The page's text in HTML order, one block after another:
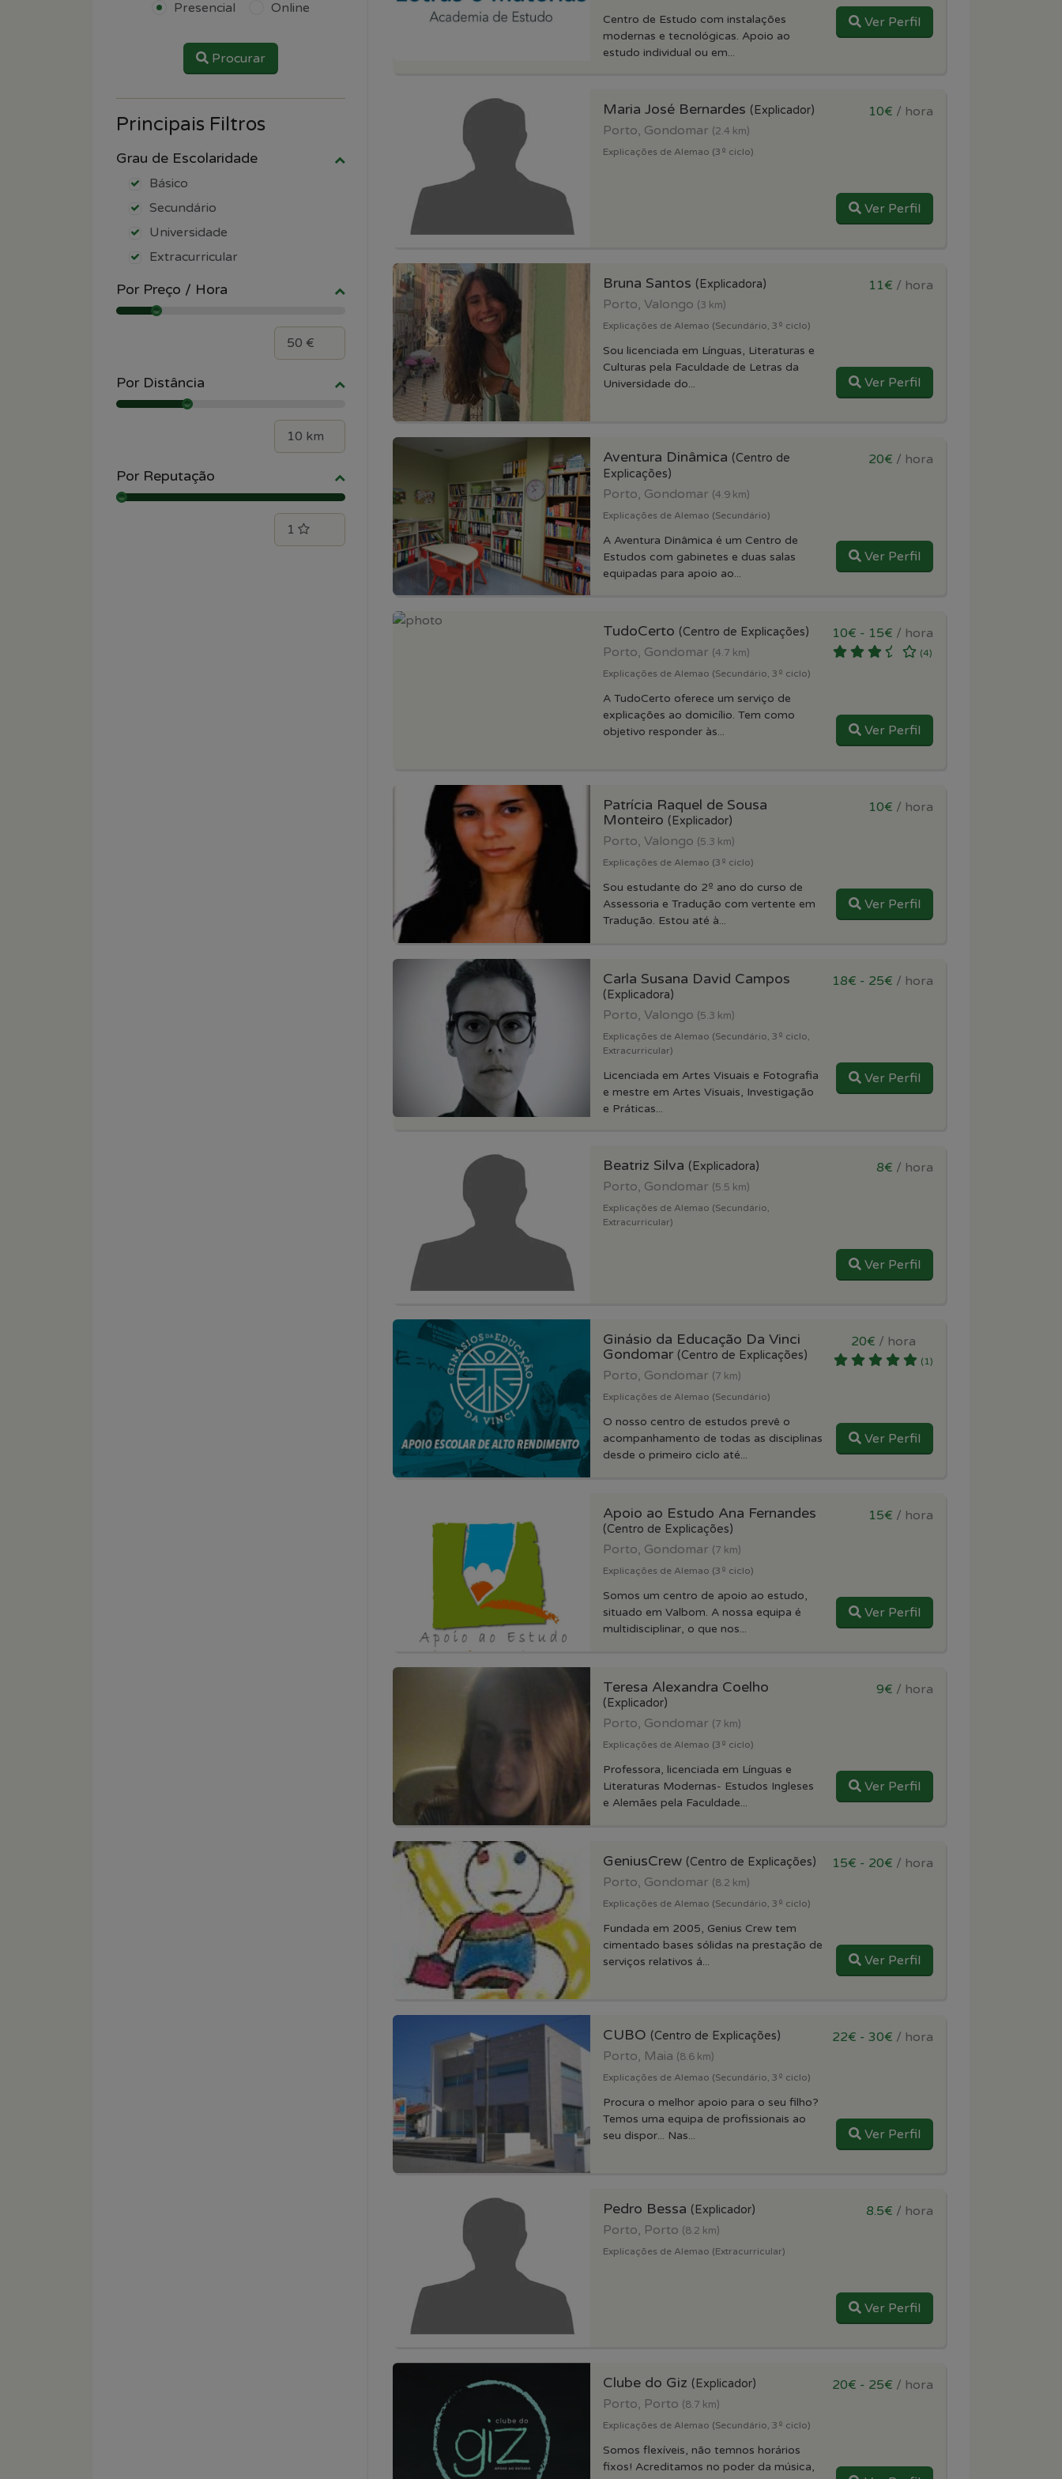
Centro de Estudo com instalações
modernas e tecnológicas. Apoio ao
estudo individual ou em...
Ver Perfil
Maria José Bernardes (Explicador)
Porto, Gondomar (2.4 km)
Explicações de Alemao (3º ciclo)
10€ / hora
Ver Perfil
Bruna Santos (Explicadora)
Porto, Valongo (3 km)
Explicações de Alemao (Secundário, 3º ciclo)
Sou licenciada em Línguas, Literaturas e
Culturas pela Faculdade de Letras da
Universidade do...
11€ / hora
Ver Perfil
Aventura Dinâmica (Centro de
Explicações)
Porto, Gondomar (4.9 km)
Explicações de Alemao (Secundário)
A Aventura Dinâmica é um Centro de
Estudos com gabinetes e duas salas
equipadas para apoio ao...
20€ / hora
Ver Perfil
TudoCerto (Centro de Explicações)
Porto, Gondomar (4.7 km)
Explicações de Alemao (Secundário, 3º ciclo)
A TudoCerto oferece um serviço de
explicações ao domicílio. Tem como
objetivo responder às...
10€ - 15€ / hora
(4)
Ver Perfil
Patrícia Raquel de Sousa
Monteiro (Explicador)
Porto, Valongo (5.3 km)
Explicações de Alemao (3º ciclo)
Sou estudante do 2º ano do curso de
Assessoria e Tradução com vertente em
Tradução. Estou até à...
10€ / hora
Ver Perfil
Carla Susana David Campos
(Explicadora)
Porto, Valongo (5.3 km)
Explicações de Alemao (Secundário, 3º ciclo,
Extracurricular)
Licenciada em Artes Visuais e Fotografia
e mestre em Artes Visuais, Investigação
e Práticas...
18€ - 25€ / hora
Ver Perfil
Beatriz Silva (Explicadora)
Porto, Gondomar (5.5 km)
Explicações de Alemao (Secundário,
Extracurricular)
8€ / hora
Ver Perfil
Ginásio da Educação Da Vinci
Gondomar (Centro de Explicações)
Porto, Gondomar (7 km)
Explicações de Alemao (Secundário)
O nosso centro de estudos prevê o
acompanhamento de todas as disciplinas
desde o primeiro ciclo até...
20€ / hora
(1)
Ver Perfil
Apoio ao Estudo Ana Fernandes
(Centro de Explicações)
Porto, Gondomar (7 km)
Explicações de Alemao (3º ciclo)
Somos um centro de apoio ao estudo,
situado em Valbom. A nossa equipa é
multidisciplinar, o que nos...
15€ / hora
Ver Perfil
Teresa Alexandra Coelho
(Explicador)
Porto, Gondomar (7 km)
Explicações de Alemao (3º ciclo)
Professora, licenciada em Línguas e
Literaturas Modernas- Estudos Ingleses
e Alemães pela Faculdade...
9€ / hora
Ver Perfil
GeniusCrew (Centro de Explicações)
Porto, Gondomar (8.2 km)
Explicações de Alemao (Secundário, 3º ciclo)
Fundada em 2005, Genius Crew tem
cimentado bases sólidas na prestação de
serviços relativos á...
15€ - 20€ / hora
Ver Perfil
CUBO (Centro de Explicações)
Porto, Maia (8.6 km)
Explicações de Alemao (Secundário, 3º ciclo)
Procura o melhor apoio para o seu filho?
Temos uma equipa de profissionais ao
seu dispor... Nas...
22€ - 30€ / hora
Ver Perfil
Pedro Bessa (Explicador)
Porto, Porto (8.2 km)
Explicações de Alemao (Extracurricular)
8.5€ / hora
Ver Perfil
Clube do Giz (Explicador)
Porto, Porto (8.7 km)
Explicações de Alemao (Secundário, 3º ciclo)
Somos flexíveis, não temnos horários
fixos! Acreditamos no poder da música,
20€ - 25€ / hora
Presencial Online
Procurar
Principais Filtros
Grau de Escolaridade
Básico
Secundário
Universidade
Extracurricular
Por Preço / Hora
Por Distância
Por Reputação